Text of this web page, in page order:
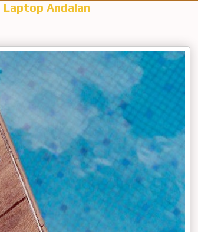
Laptop Andalan